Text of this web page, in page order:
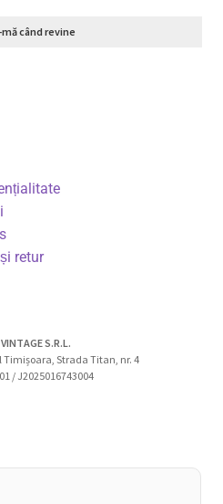
când revine
retur
S.R.L.
Strada Titan, nr. 4
/ J2025016743004